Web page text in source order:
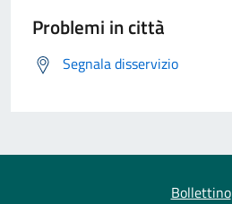
Problemi in città
Segnala disservizio
Bollettino